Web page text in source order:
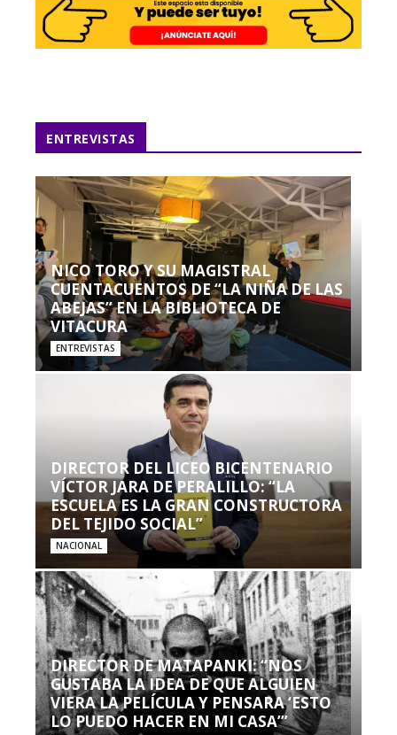
ENTREVISTAS
NICO TORO Y SU MAGISTRAL
CUENTACUENTOS DE “LA NIÑA DE LAS
ABEJAS” EN LA BIBLIOTECA DE
VITACURA
ENTREVISTAS
DIRECTOR DEL LICEO BICENTENARIO
VÍCTOR JARA DE PERALILLO: “LA
ESCUELA ES LA GRAN CONSTRUCTORA
DEL TEJIDO SOCIAL”
NACIONAL
DIRECTOR DE MATAPANKI: “NOS
GUSTABA LA IDEA DE QUE ALGUIEN
VIERA LA PELÍCULA Y PENSARA ‘ESTO
LO PUEDO HACER EN MI CASA’”